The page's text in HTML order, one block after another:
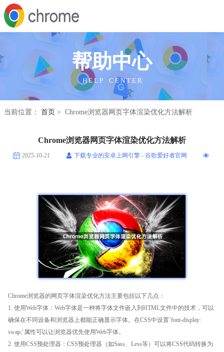
帮助中心
H E L P C E N T E R
当前位置： 首页 > Chrome浏览器网页字体渲染优化方法解析
Chrome浏览器网页字体渲染优化方法解析
2025-10-21 下载专业的安卓上网引擎 - 谷歌爱好者官网
Chrome浏览器的网页字体渲染优化方法主要包括以下几点：
1. 使用Web字体：Web字体是一种将字体文件嵌入到HTML文件中的技术，可以
确保在不同设备和浏览器上都能正确显示字体。在CSS中设置`font-display:
swap;`属性可以让浏览器优先使用Web字体。
2. 使用CSS预处理器：CSS预处理器（如Sass、Less等）可以将CSS代码转换为